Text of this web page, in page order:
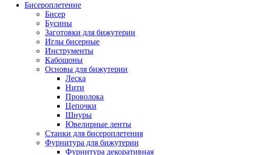
Бисероплетение
Бисер
Бусины
Заготовки для бижутерии
Иглы бисерные
Инструменты
Кабошоны
Основы для бижутерии
Леска
Нити
Проволока
Цепочки
Шнуры
Ювелирные ленты
Станки для бисероплетения
Фурнитура для бижутерии
Фурнитура декоративная